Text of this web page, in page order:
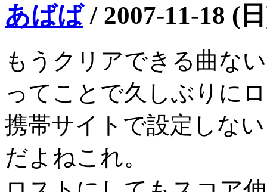
あばば/ 2007-11-18 (
もうクリアできる曲な
ってことで久しぶりに
携帯サイトで設定しな
だよねこれ。